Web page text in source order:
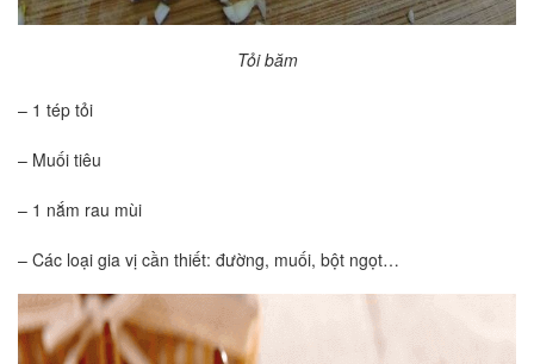
Tỏi băm
– 1 tép tỏi
– Muối tiêu
– 1 nắm rau mùi
– Các loại gia vị cần thiết: đường, muối, bột ngọt…